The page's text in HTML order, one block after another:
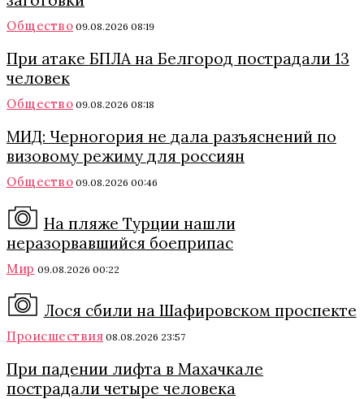
Общество 09.08.2026 08:19
При атаке БПЛА на Белгород пострадали 13
человек
Общество 09.08.2026 08:18
МИД: Черногория не дала разъяснений по
визовому режиму для россиян
Общество 09.08.2026 00:46
На пляже Турции нашли
неразорвавшийся боеприпас
Мир 09.08.2026 00:22
Лося сбили на Шафировском проспекте
Происшествия 08.08.2026 23:57
При падении лифта в Махачкале
пострадали четыре человека